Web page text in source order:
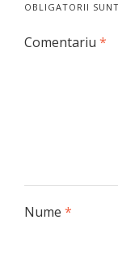
OBLIGATORII
Comentariu *
Nume *